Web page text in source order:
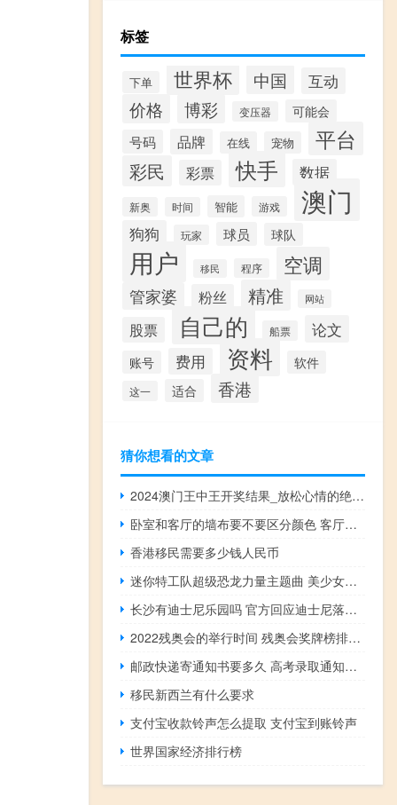
标签
下单 世界杯 中国 互动
价格 博彩 变压器 可能会
号码 品牌 在线 宠物 平台
彩民 彩票 快手 数据
新奥 时间 智能 游戏 澳门
狗狗 玩家 球员 球队
用户 移民 程序 空调
管家婆 粉丝 精准 网站
股票 自己的 船票 论文
账号 费用 资料 软件
这一 适合 香港
猜你想看的文章
2024澳门王中王开奖结果_放松心情的绝佳选择_主页版v463.228
卧室和客厅的墙布要不要区分颜色 客厅墙布什么颜色大气
香港移民需要多少钱人民币
迷你特工队超级恐龙力量主题曲 美少女特工队主题曲
长沙有迪士尼乐园吗 官方回应迪士尼落户长沙
2022残奥会的举行时间 残奥会奖牌榜排名2022
邮政快递寄通知书要多久 高考录取通知书快递查询
移民新西兰有什么要求
支付宝收款铃声怎么提取 支付宝到账铃声
世界国家经济排行榜